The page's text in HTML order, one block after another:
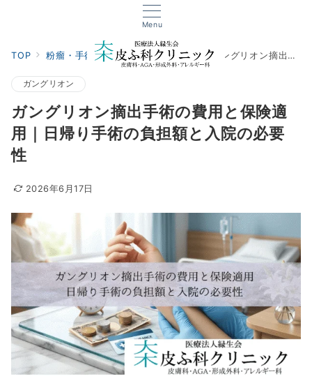
Menu
TOP 粉瘤・手術・外傷 ガングリオン ガングリオン摘出手術の費用と保険適用｜日帰り手術の負担額と入院の必要性
ガングリオン
ガングリオン摘出手術の費用と保険適
用｜日帰り手術の負担額と入院の必要
性
2026年6月17日